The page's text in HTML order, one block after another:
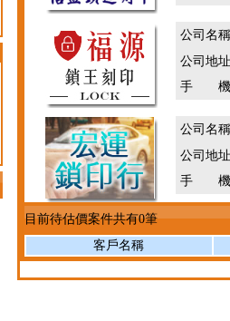
公司名
公司地
手 機
公司名
公司地
手 機
目前待估價案件共有0筆
客戶名稱